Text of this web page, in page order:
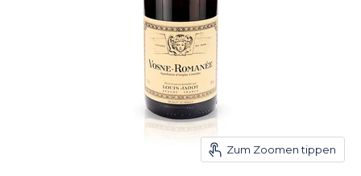
Zum Zoomen tippen